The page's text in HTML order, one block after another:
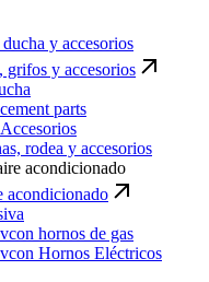
y accesorios
grifos y accesorios
parts
rodea y accesorios
acondicionado
hornos de gas
Hornos Eléctricos